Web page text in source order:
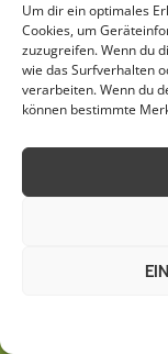
Um dir ein optimales
Cookies, um
zuzugreifen. Wenn du
wie das Surfverhalten
verarbeiten. Wenn du
können bestimmte
Jetzt
Zum Formular